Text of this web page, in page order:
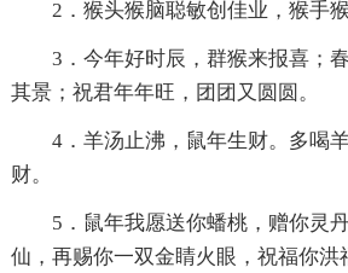
2．猴头猴脑聪敏创佳业，猴手
3．今年好时辰，群猴来报喜；
其景；祝君年年旺，团团又圆圆。
4．羊汤止沸，鼠年生财。多喝
财。
5．鼠年我愿送你蟠桃，赠你灵
仙，再赐你一双金睛火眼，祝福你洪